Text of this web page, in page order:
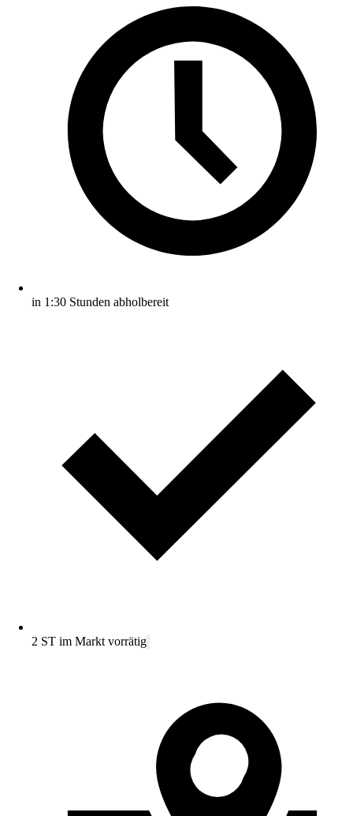
in 1:30 Stunden abholbereit
2 ST im Markt vorrätig